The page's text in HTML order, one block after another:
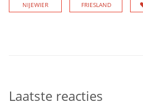
NIJEWIER FRIESLAND
Laatste reacties